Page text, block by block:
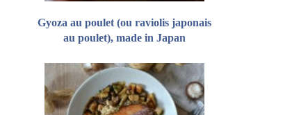
Gyoza au poulet (ou raviolis japonais
au poulet), made in Japan